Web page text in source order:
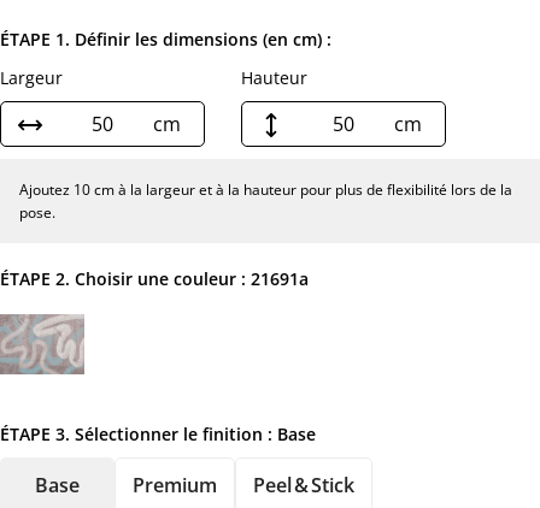
ÉTAPE 1. Définir les dimensions (en cm) :
Largeur
cm
Hauteur
cm
Ajoutez 10 cm à la largeur et à la hauteur pour plus de flexibilité lors de la
pose.
ÉTAPE 2. Choisir une couleur : 21691a
ÉTAPE 3. Sélectionner le finition : Base
Base Premium Peel & Stick